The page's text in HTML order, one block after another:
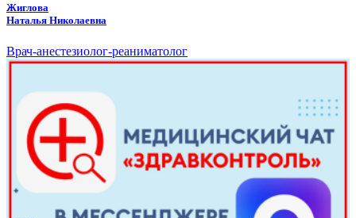
Жиглова
Наталья Николаевна
Врач-анестезиолог-реаниматолог